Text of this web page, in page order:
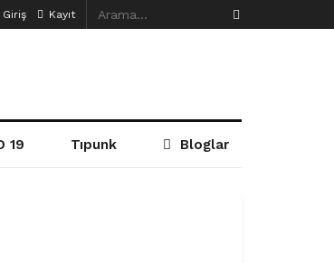
Giriş Kayıt
19 Tıpunk Bloglar